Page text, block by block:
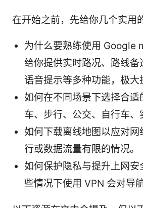
在开始之前，先给你几个实用
为什么要熟练使用 Google
给你提供实时路况、路线备
语音提示等多种功能，极大
如何在不同场景下选择合适
车、步行、公交、自行车、
如何下载离线地图以应对网
行或数据流量有限的情况。
如何保护隐私与提升上网安
些情况下使用 VPN 会对导